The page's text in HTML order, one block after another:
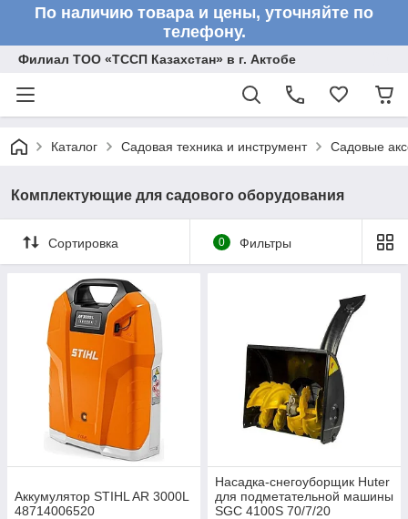
По наличию товара и цены, уточняйте по
телефону.
Филиал ТОО «ТССП Казахстан» в г. Актобе
Каталог Садовая техника и инструмент Садовые
Комплектующие для садового оборудования
Сортировка 0 Фильтры
Аккумулятор STIHL AR 3000L
48714006520
Насадка-снегоуборщик Huter
для подметательной машины
SGC 4100S 70/7/20